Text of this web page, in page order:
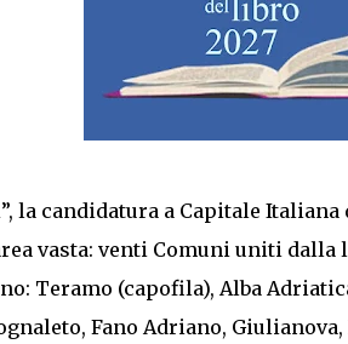
la candidatura a Capitale
vasta: venti Comuni uniti
Teramo (capofila), Alba
Fano Adriano,